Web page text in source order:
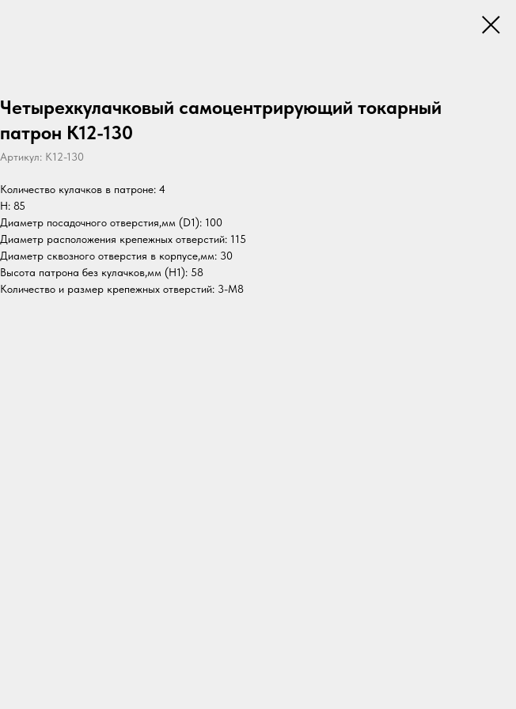
Четырехкулачковый самоцентрирующий токарный
патрон K12-130
Артикул: K12-130
Количество кулачков в патроне: 4
H: 85
Диаметр посадочного отверстия,мм (D1): 100
Диаметр расположения крепежных отверстий: 115
Диаметр сквозного отверстия в корпусе,мм: 30
Высота патрона без кулачков,мм (H1): 58
Количество и размер крепежных отверстий: 3-M8